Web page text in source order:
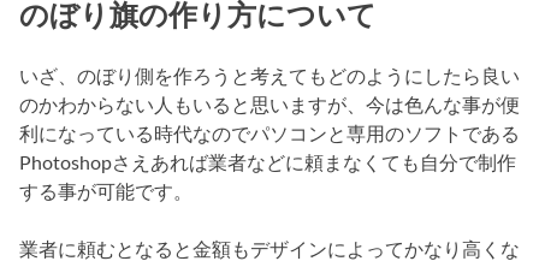
のぼり旗の作り方について
いざ、のぼり側を作ろうと考えてもどのようにしたら良い
のかわからない人もいると思いますが、今は色んな事が便
利になっている時代なのでパソコンと専用のソフトである
Photoshopさえあれば業者などに頼まなくても自分で制作
する事が可能です。
業者に頼むとなると金額もデザインによってかなり高くな